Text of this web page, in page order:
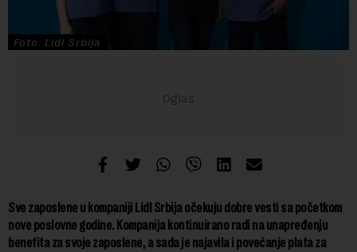
Foto: Lidl Srbija
Sve zaposlene u kompaniji Lidl Srbija očekuju dobre vesti sa početkom
nove poslovne godine. Kompanija kontinuirano radi na unapređenju
benefita za svoje zaposlene, a sada je najavila i povećanje plata za